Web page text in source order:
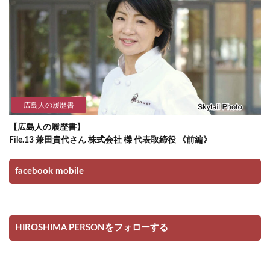
広島人の履歴書
【広島人の履歴書】
File.13 兼田貴代さん 株式会社 櫟 代表取締役 《前編》
facebook mobile
HIROSHIMA PERSONをフォローする